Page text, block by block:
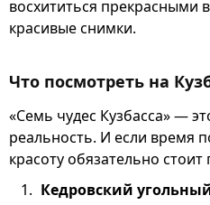
восхититься прекрасными
красивые снимки.
Что посмотреть на
«Семь чудес Кузбасса» —
реальность. И если время
красоту обязательно
Кедровский